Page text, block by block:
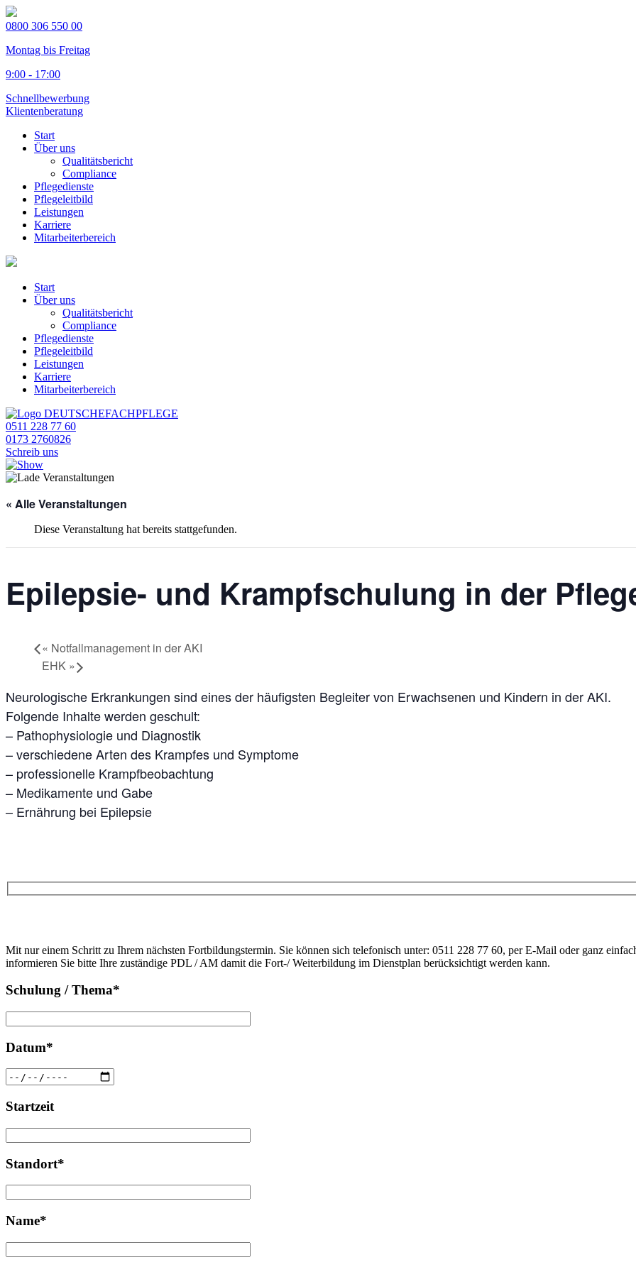
0800 306 550 00
Montag bis Freitag
9:00 - 17:00
Schnellbewerbung
Klientenberatung
Start
Über uns
Qualitätsbericht
Compliance
Pflegedienste
Pflegeleitbild
Leistungen
Karriere
Mitarbeiterbereich
Start
Über uns
Qualitätsbericht
Compliance
Pflegedienste
Pflegeleitbild
Leistungen
Karriere
Mitarbeiterbereich
0511 228 77 60
0173 2760826
Schreib uns
« Alle Veranstaltungen
Diese Veranstaltung hat bereits stattgefunden.
Epilepsie- und Krampfschulung in der
« Notfallmanagement in der AKI
EHK »
Neurologische Erkrankungen sind eines der häufigsten Begleiter von Erwachsenen und Kindern in der AKI.
Folgende Inhalte werden geschult:
– Pathophysiologie und Diagnostik
– verschiedene Arten des Krampfes und Symptome
– professionelle Krampfbeobachtung
– Medikamente und Gabe
– Ernährung bei Epilepsie
Feld
leer.
lasse
dieses
leer.
Mit nur einem Schritt zu Ihrem nächsten Fortbildungstermin. Sie können sich telefonisch unter: 0511 228 77 60, per E-Mail oder ganz
informieren Sie bitte Ihre zuständige PDL / AM damit die Fort-/ Weiterbildung im Dienstplan berücksichtigt werden kann.
Schulung / Thema*
Datum*
Startzeit
Standort*
Name*